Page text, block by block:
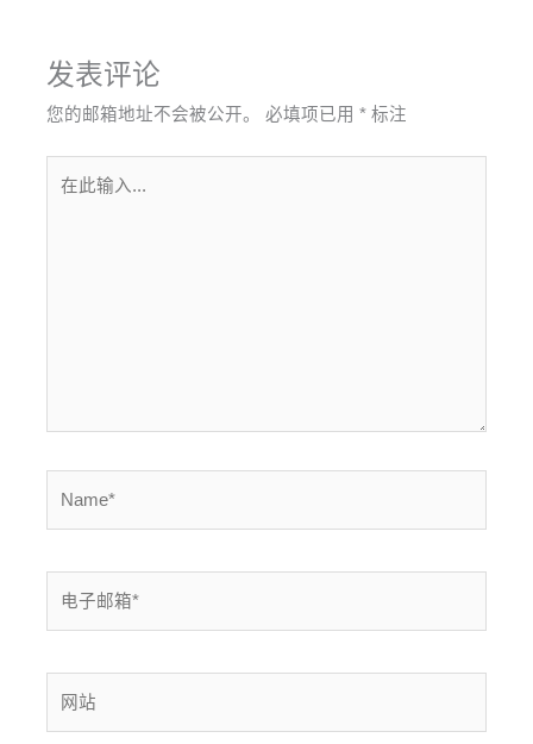
发表评论
您的邮箱地址不会被公开。 必填项已用* 标注
箱